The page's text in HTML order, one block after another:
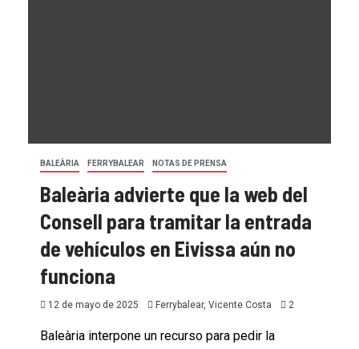
BALEÀRIA FERRYBALEAR NOTAS DE PRENSA
Baleària advierte que la web del
Consell para tramitar la entrada
de vehículos en Eivissa aún no
funciona
12 de mayo de 2025 Ferrybalear, Vicente Costa 2
Baleària interpone un recurso para pedir la